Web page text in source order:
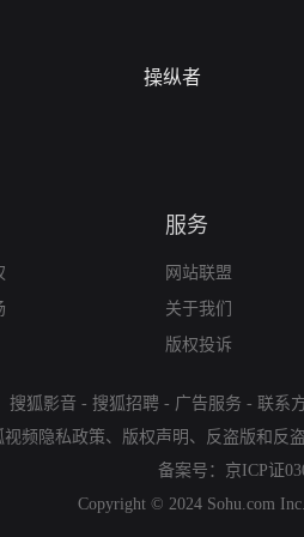
操纵者
服务
网站联盟
关于我们
版权投诉
搜狐影音 - 搜狐招聘 - 广告服务 - 联系
视频隐私政策、 版权声明 、 反盗版和反
备案号： 京ICP证
Copyright © 2024 Sohu.com